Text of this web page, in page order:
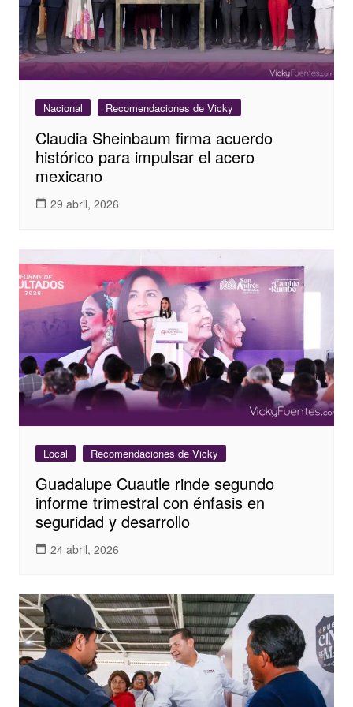
Nacional Recomendaciones de Vicky
Claudia Sheinbaum firma acuerdo
histórico para impulsar el acero
mexicano
29 abril, 2026
Local Recomendaciones de Vicky
Guadalupe Cuautle rinde segundo
informe trimestral con énfasis en
seguridad y desarrollo
24 abril, 2026